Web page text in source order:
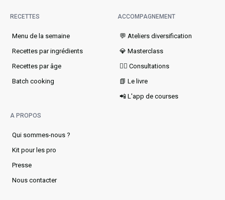
RECETTES
Menu de la semaine​
Recettes par ingrédients
Recettes par âge
Batch cooking
ACCOMPAGNEMENT
💬 Ateliers diversification
💎 Masterclass
👩‍⚕️ Consultations
📗 Le livre
📲 L'app de courses
A PROPOS
Qui sommes-nous ?
Kit pour les pro
Presse
Nous contacter